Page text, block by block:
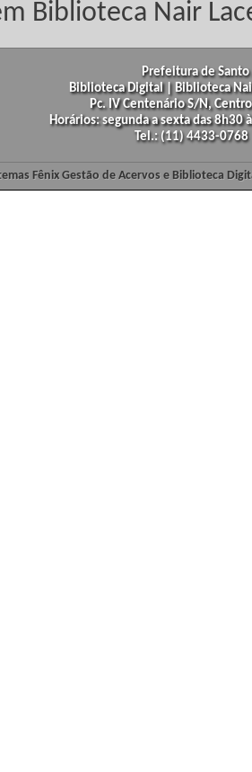
Biblioteca Nair
Prefeitura de
Biblioteca Digital | Biblioteca
Pc. IV Centenário S/N,
Horários: segunda a sexta das
Tel.: (11) 4433-
Fênix Gestão de Acervos e Biblioteca